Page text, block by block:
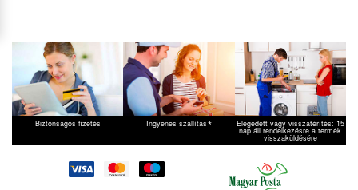
Delonghi
ECAM21112S
Delonghi
ECAM21117B
Delonghi
ECAM21117SB
Delonghi
ECAM21117W
Delonghi
ECAM22110B
Delonghi
ECAM22110SB
ECAM22110SBS11
Biztonságos fizetés Ingyenes szállítás* Elégedett vagy visszatérítés: 15
nap áll rendelkezésre a termék
visszaküldésére